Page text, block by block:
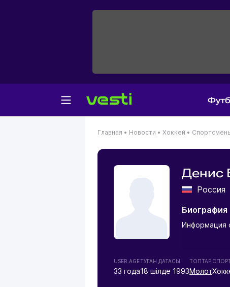
Главная • Новости • Хоккей •
Денис
Россия
Биография
Информация
USER.AGE
33 года
ТУҒАН ДАТАСЫ
18 шілде 1993
ТОПТАР
Молот